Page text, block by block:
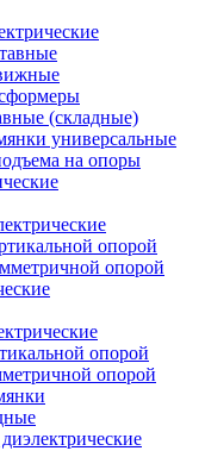
(складные)
универсальные
на опоры
опорой
опорой
опорой
опорой